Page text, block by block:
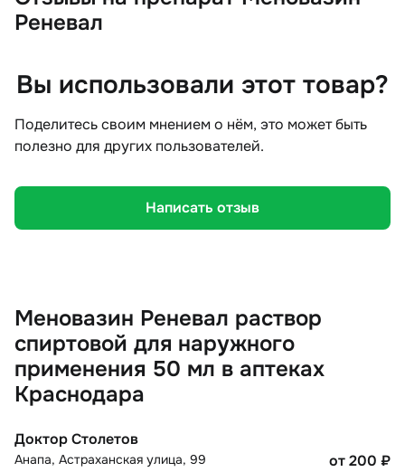
Реневал
Вы использовали этот товар?
Поделитесь своим мнением о нём, это может быть
полезно для других пользователей.
Написать отзыв
Меновазин Реневал раствор
спиртовой для наружного
применения 50 мл в аптеках
Краснодара
Доктор Столетов
Анапа, Астраханская улица, 99 от 200 ₽